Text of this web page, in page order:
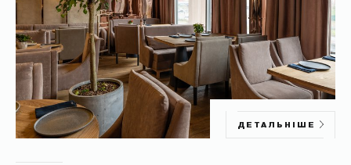
ЗАСТОСУВАТИ
ОЧИСТИТИ
ДЕТАЛЬНІШЕ